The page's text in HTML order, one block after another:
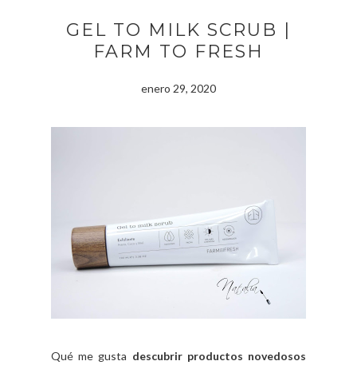
GEL TO MILK SCRUB |
FARM TO FRESH
enero 29, 2020
Qué me gusta descubrir productos novedosos